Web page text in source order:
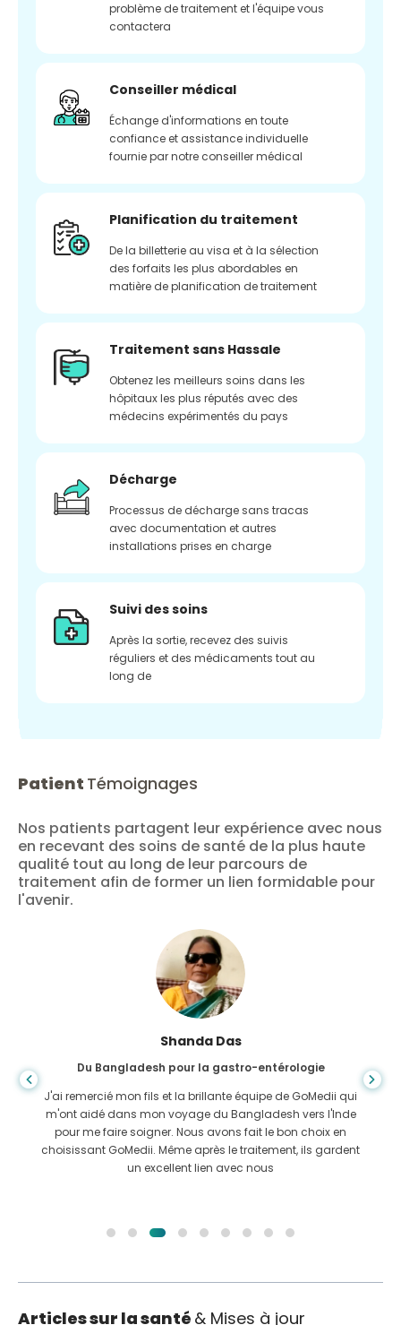
problème de traitement et l'équipe vous
contactera
Conseiller médical
Échange d'informations en toute
confiance et assistance individuelle
fournie par notre conseiller médical
Planification du traitement
De la billetterie au visa et à la sélection
des forfaits les plus abordables en
matière de planification de traitement
Traitement sans Hassale
Obtenez les meilleurs soins dans les
hôpitaux les plus réputés avec des
médecins expérimentés du pays
Décharge
Processus de décharge sans tracas
avec documentation et autres
installations prises en charge
Suivi des soins
Après la sortie, recevez des suivis
réguliers et des médicaments tout au
long de
Patient Témoignages
Nos patients partagent leur expérience avec nous
en recevant des soins de santé de la plus haute
qualité tout au long de leur parcours de
traitement afin de former un lien formidable pour
l'avenir.
Shanda Das
Du Bangladesh pour la gastro-entérologie
J'ai remercié mon fils et la brillante équipe de GoMedii qui
m'ont aidé dans mon voyage du Bangladesh vers l'Inde
pour me faire soigner. Nous avons fait le bon choix en
choisissant GoMedii. Même après le traitement, ils gardent
un excellent lien avec nous
Articles sur la santé & Mises à jour